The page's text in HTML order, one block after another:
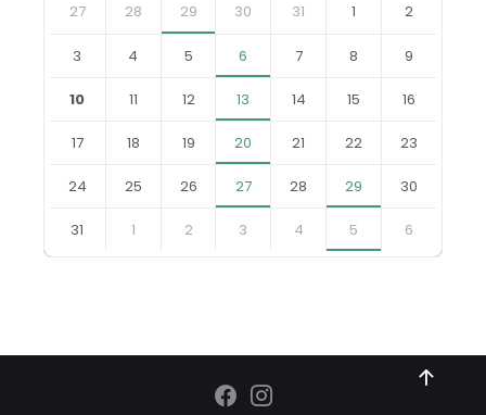
27 28 29 30 31 1 2
3 4 5 6 7 8 9
10 11 12 13 14 15 16
17 18 19 20 21 22 23
24 25 26 27 28 29 30
31 1 2 3 4 5 6